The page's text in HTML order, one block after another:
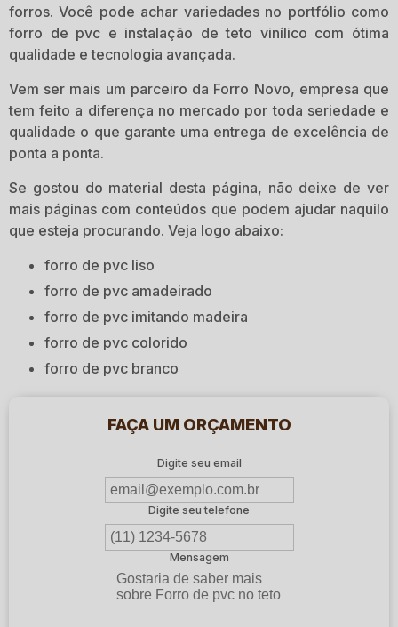
forros. Você pode achar variedades no portfólio como
forro de pvc e instalação de teto vinílico com ótima
qualidade e tecnologia avançada.
Vem ser mais um parceiro da Forro Novo, empresa que
tem feito a diferença no mercado por toda seriedade e
qualidade o que garante uma entrega de excelência de
ponta a ponta.
Se gostou do material desta página, não deixe de ver
mais páginas com conteúdos que podem ajudar naquilo
que esteja procurando. Veja logo abaixo:
forro de pvc liso
forro de pvc amadeirado
forro de pvc imitando madeira
forro de pvc colorido
forro de pvc branco
FAÇA UM ORÇAMENTO
Digite seu email
Digite seu telefone
Mensagem